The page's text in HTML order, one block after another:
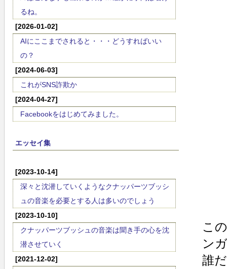
るね。
[2026-01-02]
AIにここまでされると・・・どうすればいい
の？
[2024-06-03]
これがSNS詐欺か
[2024-04-27]
Facebookをはじめてみました。
エッセイ集
[2023-10-14]
深々と沈潜していくようなクナッパーツブッシ
ュの音楽を必要とする人は多いのでしょう
[2023-10-10]
クナッパーツブッシュの音楽は聞き手の心を沈
潜させていく
[2021-12-02]
こ
ン
誰